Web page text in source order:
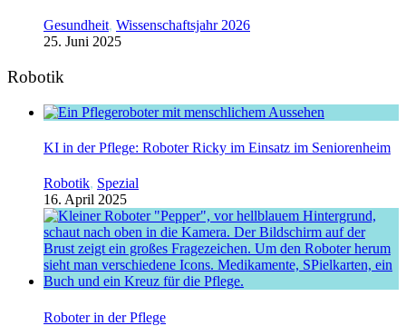
Gesundheit, Wissenschaftsjahr 2026
25. Juni 2025
Robotik
KI in der Pflege: Roboter Ricky im Einsatz im Seniorenheim
Robotik, Spezial
16. April 2025
Roboter in der Pflege